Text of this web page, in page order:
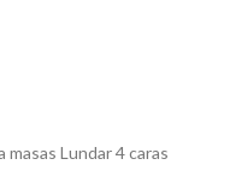
Lundar 4 caras